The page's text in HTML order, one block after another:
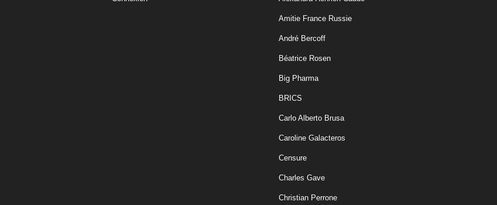
Amitie France Russie
André Bercoff
Béatrice Rosen
Big Pharma
BRICS
Carlo Alberto Brusa
Caroline Galacteros
Censure
Charles Gave
Christian Perrone